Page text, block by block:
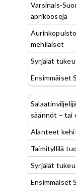
Varsinais-
aprikooseja
mehiläiset
Syrjälät
Ensimmäiset
säännöt – tai
Alanteet
Taimityllilä
Syrjälät
Ensimmäiset